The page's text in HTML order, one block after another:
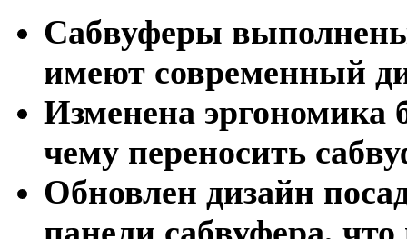
Сабвуферы
имеют современный
Изменена эргономика
чему переносить
Обновлен дизайн